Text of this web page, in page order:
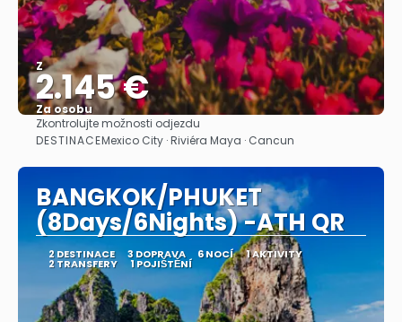
Z
2.145 €
Za osobu
Zobrazit
Zkontrolujte možnosti odjezdu
DESTINACEMexico City · Riviéra Maya · Cancun
BANGKOK/PHUKET
(8Days/6Nights) -ATH QR
2 DESTINACE 3 DOPRAVA 6 NOCÍ 1 AKTIVITY
2 TRANSFERY 1 POJIŠTĚNÍ